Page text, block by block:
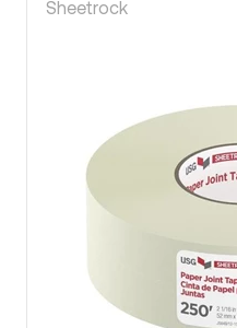
Sheetrock